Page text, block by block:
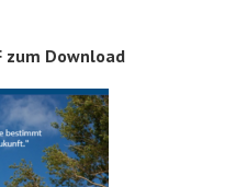
zum Download